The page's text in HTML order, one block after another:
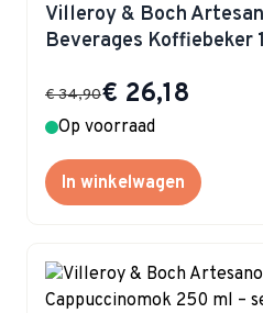
Villeroy & Boch
Beverages Koffiebeker
Special Price
€ 26,18
€ 34,90
Op voorraad
In winkelwagen